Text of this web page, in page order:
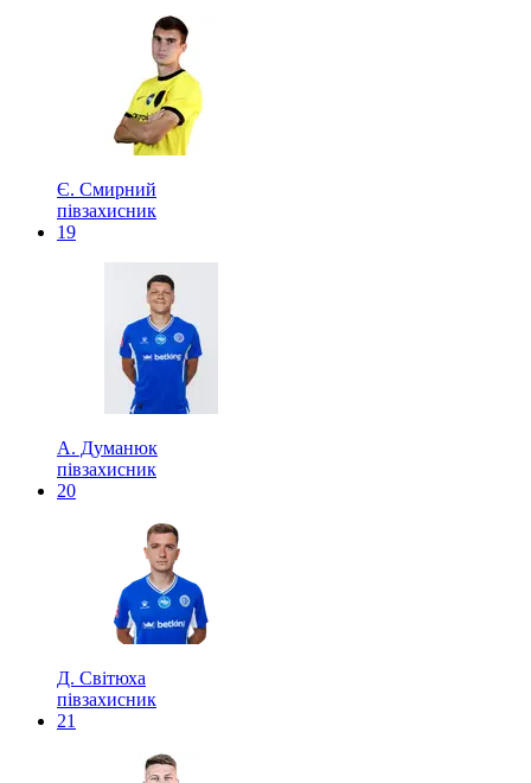
Є. Смирний
півзахисник
19
А. Думанюк
півзахисник
20
Д. Світюха
півзахисник
21